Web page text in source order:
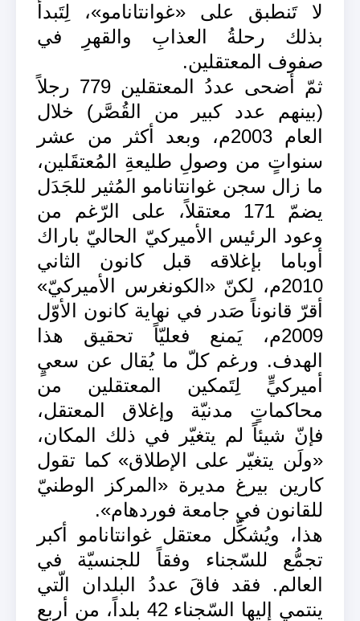
لا تَنطبق على «غوانتانامو»، لِتَبدأ
بذلك رحلةُ العذابِ والقهرِ في
صفوف المعتقلين.
ثمّ أضحى عددُ المعتقلين 779 رجلاً
(بينهم عدد كبير من القُصَّر) خلال
العام 2003م، وبعد أكثر من عشر
سنواتٍ من وصولِ طليعةِ المُعتقَلين،
ما زال سجن غوانتانامو المُثير للجَدَل
يضمّ 171 معتقلاً، على الرّغم من
وعود الرئيس الأميركيّ الحاليّ باراك
أوباما بإغلاقه قبل كانون الثاني
2010م، لكنّ «الكونغرس الأميركيّ»
أقرّ قانوناً صَدر في نهاية كانون الأوّل
2009م، يَمنع فعليّاً تحقيق هذا
الهدف. ورغم كلّ ما يُقال عن سعيٍ
أميركيٍّ لِتَمكين المعتقلين من
محاكماتٍ مدنيّة وإغلاق المعتقل،
فإنّ شيئاً لم يتغيّر في ذلك المكان،
«ولَن يتغيّر على الإطلاق» كما تقول
كارين بيرغ مديرة «المركز الوطنيّ
للقانون في جامعة فوردهام».
هذا، ويُشكِّل معتقل غوانتانامو أكبر
تجمُّع للسّجناء وفقاً للجنسيّة في
العالم. فقد فاقَ عددُ البلدان الّتي
ينتمي إليها السّجناء 42 بلداً، من أربع